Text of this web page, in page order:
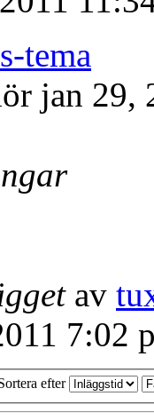
tema
jan 29,
av
7:02
efter